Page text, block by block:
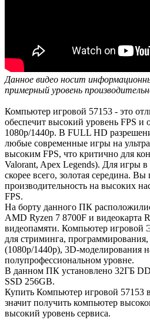
Данное видео носит
примерный уровень
Компьютер игровой 57153 - это
обеспечит высокий уровень FPS и
1080р/1440р. В FULL HD
любые современные игры на
высоким FPS, что критично для
Valorant, Apex Legends). Для игры
скорее всего, золотая середина.
производительность на высоких
FPS.
На борту данного ПК
AMD Ryzen 7 8700F и видеокарта
видеопамяти. Компьютер игровой
для стриминга,
(1080р/1440р), 3D-моделирования
полупрофессиональном уровне.
В данном ПК установлено 32ГБ
SSD 256GB.
Купить Компьютер игровой 57153
значит получить компьютер
высокий уровень сервиса.